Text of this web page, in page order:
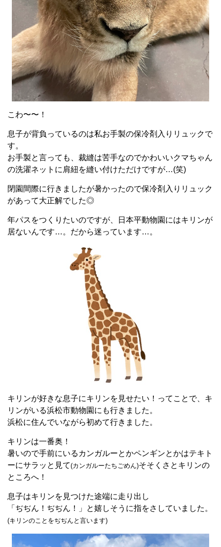
こわ〜〜！
息子が背負っているのは私お手製の保冷剤入りリュックで
す。
お手製と言っても、裁縫は苦手なのでかわいいクマちゃん
の洗濯ネットに肩紐を縫い付けただけですが…(笑)
閉園間際に行きましたが暑かったので保冷剤入りリュック
があって大正解でした◎
年パスをつくりたいのですが、日本平動物園にはキリンが
居ないんです…。だから迷っています…。
キリンが好きな息子にキリンを見せたい！ってことで、キ
リンがいる浜松市動物園にも行きました。
浜松に住んでいながら初めて行きました。
キリンは一番奥！
暑いので手前にいるカンガルーとかペンギンとかはテキト
ーにサラッと見て(カンガルーたちごめん)そそくさとキリンの
ところへ！
息子はキリンを見つけた途端に走り出し
「ぢぢん！ぢぢん！」と嬉しそうに指をさしていました。
(キリンのことをぢぢんと言います)